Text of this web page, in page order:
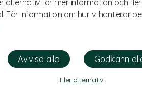
alternativ för mer information och
För information om hur vi hanterar
Fler alternativ